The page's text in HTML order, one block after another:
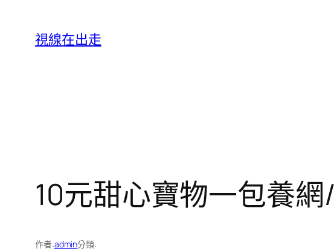
視線在出走
10元甜心寶物一包養
作者:admin分類: